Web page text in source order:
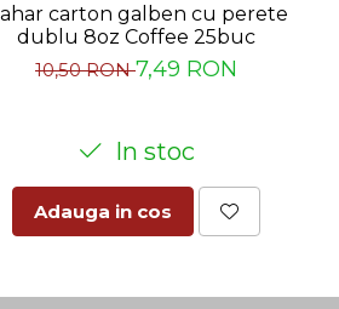
carton galben cu perete
dublu 8oz Coffee 25buc
10,50 RON7,49 RON
In stoc
Adauga in cos